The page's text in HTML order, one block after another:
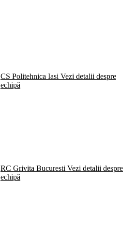
CS Politehnica Iasi Vezi detalii despre
echipă
RC Grivita Bucuresti Vezi detalii despre
echipă